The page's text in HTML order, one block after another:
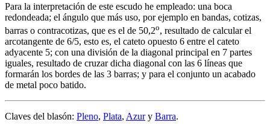
Para la interpretación de este escudo he empleado: una boca
redondeada; el ángulo que más uso, por ejemplo en bandas, cotizas,
barras o contracotizas, que es el de 50,2o, resultado de calcular el
arcotangente de 6/5, esto es, el cateto opuesto 6 entre el cateto
adyacente 5; con una división de la diagonal principal en 7 partes
iguales, resultado de cruzar dicha diagonal con las 6 líneas que
formarán los bordes de las 3 barras; y para el conjunto un acabado
de metal poco batido.
Claves del blasón: Pleno, Plata, Azury Barra.